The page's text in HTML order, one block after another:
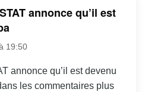
annonce qu’il est
19:50
annonce qu’il est devenu
les commentaires plus